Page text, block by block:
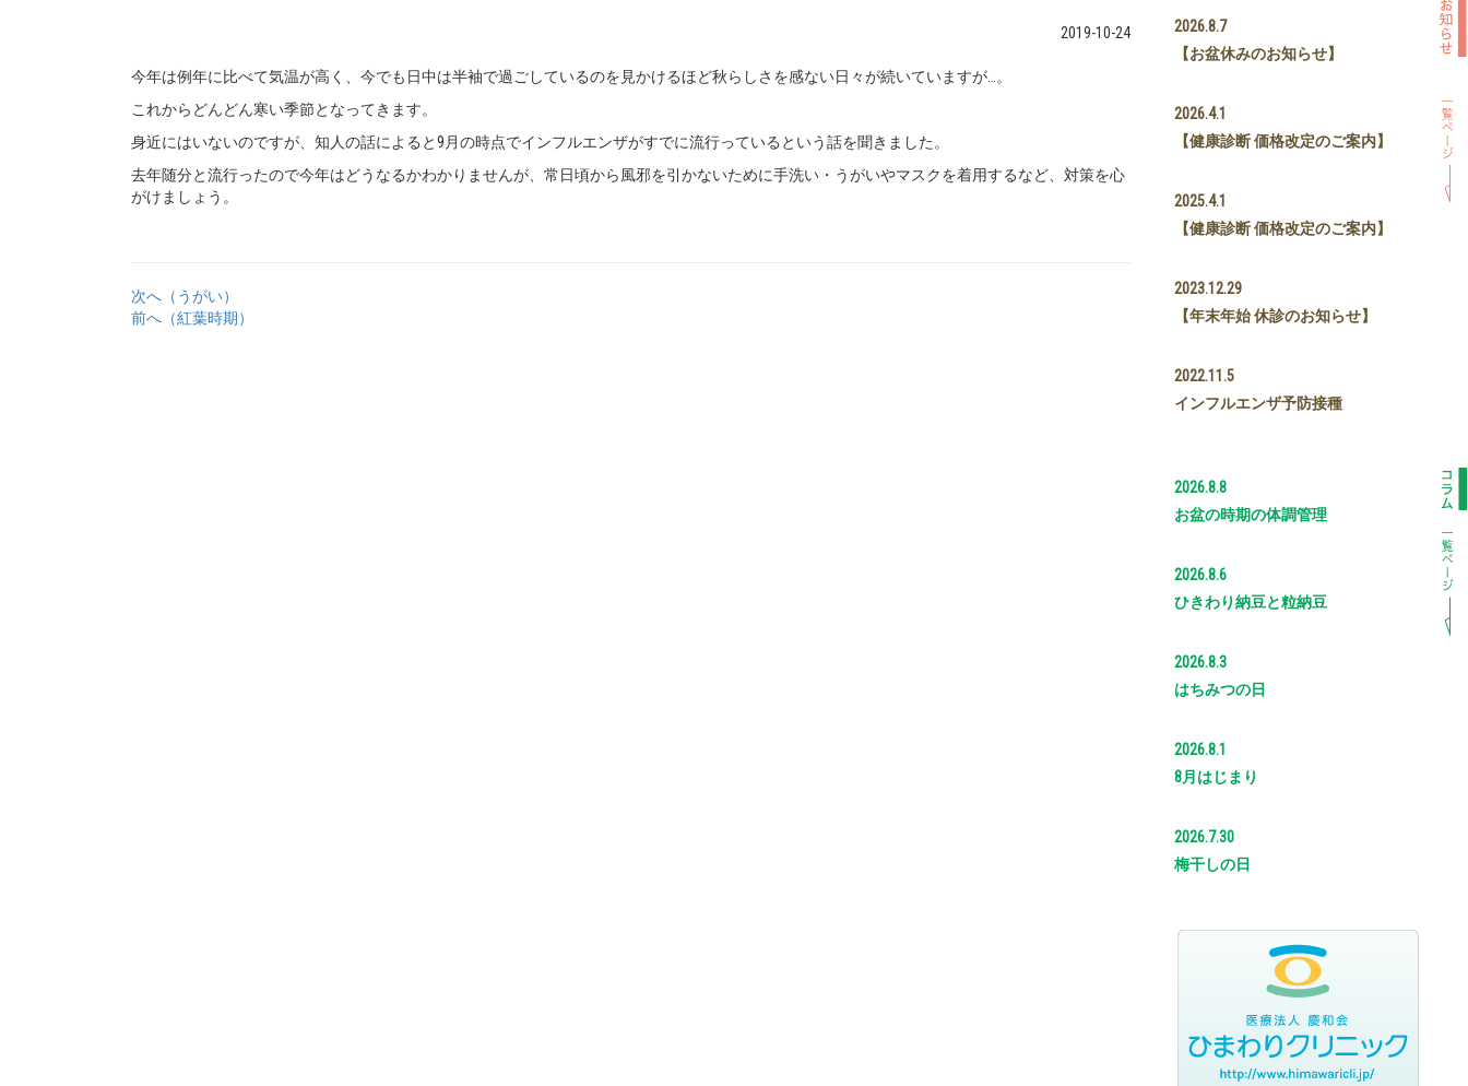
2019-10-24
今年は例年に比べて気温が高く、今でも日中は半袖で過ごしているのを見かけるほど秋らしさを感ない日々が続いていますが…。
これからどんどん寒い季節となってきます。
身近にはいないのですが、知人の話によると9月の時点でインフルエンザがすでに流行っているという話を聞きました。
去年随分と流行ったので今年はどうなるかわかりませんが、常日頃から風邪を引かないために手洗い・うがいやマスクを着用するなど、対策を心
がけましょう。
次へ（うがい）
前へ（紅葉時期）
2026.8.7
【お盆休みのお知らせ】
2026.4.1
【健康診断 価格改定のご案内】
2025.4.1
【健康診断 価格改定のご案内】
2023.12.29
【年末年始 休診のお知らせ】
2022.11.5
インフルエンザ予防接種
2026.8.8
お盆の時期の体調管理
2026.8.6
ひきわり納豆と粒納豆
2026.8.3
はちみつの日
2026.8.1
8月はじまり
2026.7.30
梅干しの日